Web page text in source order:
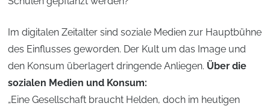
Im digitalen Zeitalter sind soziale Medien zur Hauptbühne
des Einflusses geworden. Der Kult um das Image und
den Konsum überlagert dringende Anliegen. Über die
sozialen Medien und Konsum:
„Eine Gesellschaft braucht Helden, doch im heutigen